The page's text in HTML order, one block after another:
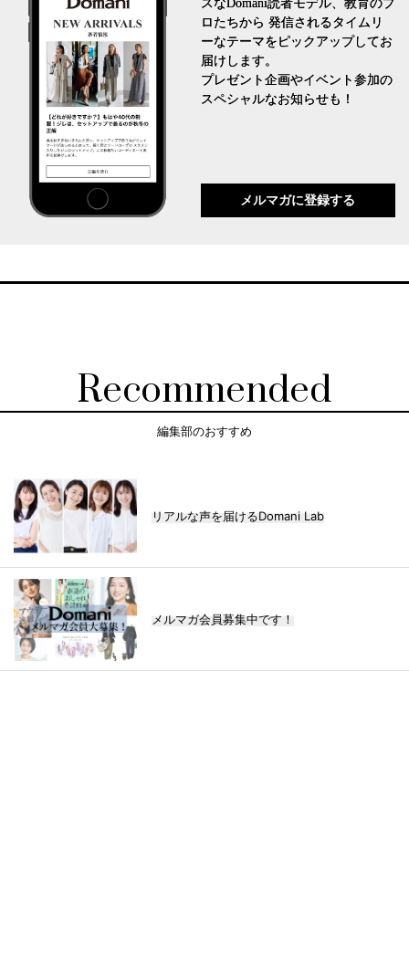
スなDomani読者モデル、教育のプ
ロたちから 発信されるタイムリ
ーなテーマをピックアップしてお
届けします。
プレゼント企画やイベント参加の
スペシャルなお知らせも！
メルマガに登録する
Recommended
編集部のおすすめ
リアルな声を届けるDomani Lab
メルマガ会員募集中です！